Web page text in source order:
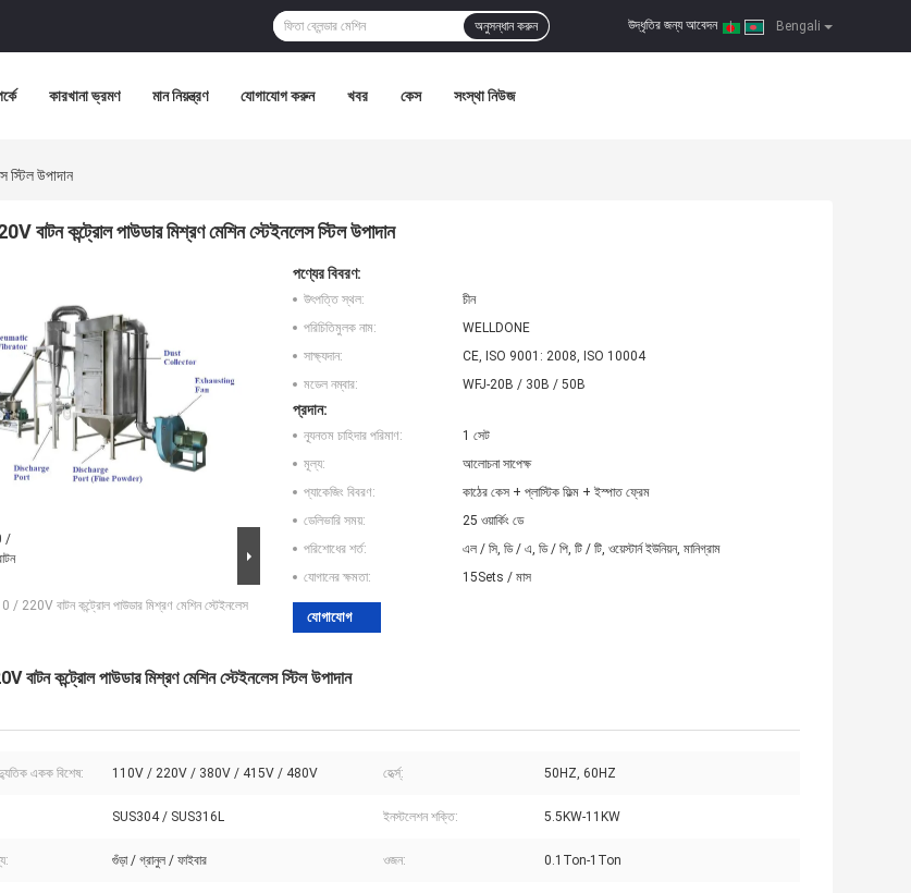
Bengali
উদ্ধৃতির জন্য আবেদন |
অনুসন্ধান করুন
কারখানা ভ্রমণ মান নিয়ন্ত্রণ যোগাযোগ করুন খবর কেস সংস্থা নিউজ
স্টিল উপাদান
বাটন কন্ট্রোল পাউডার মিশ্রণ মেশিন স্টেইনলেস স্টিল উপাদান
/ 220V বাটন কন্ট্রোল পাউডার মিশ্রণ মেশিন স্টেইনলেস
পণ্যের বিবরণ:
উৎপত্তি স্থল:
চীন
পরিচিতিমুলক নাম:
WELLDONE
সাক্ষ্যদান:
CE, ISO 9001: 2008, ISO 10004
মডেল নম্বার:
WFJ-20B / 30B / 50B
প্রদান:
ন্যূনতম চাহিদার পরিমাণ:
1 সেট
মূল্য:
আলোচনা সাপেক্ষ
প্যাকেজিং বিবরণ:
কাঠের কেস + প্লাস্টিক ফিল্ম + ইস্পাত ফ্রেম
ডেলিভারি সময়:
25 ওয়ার্কিং ডে
পরিশোধের শর্ত:
এল / সি, ডি / এ, ডি / পি, টি / টি, ওয়েস্টার্ন ইউনিয়ন, মানিগ্রাম
যোগানের ক্ষমতা:
15Sets / মাস
যোগাযোগ
বাটন কন্ট্রোল পাউডার মিশ্রণ মেশিন স্টেইনলেস স্টিল উপাদান
একক বিশেষ: 110V / 220V / 380V / 415V / 480V হের্ত্স্: 50HZ, 60HZ
SUS304 / SUS316L ইনস্টলেশন শক্তি: 5.5KW-11KW
গুঁড়া / গ্রানুল / ফাইবার ওজন: 0.1Ton-1Ton